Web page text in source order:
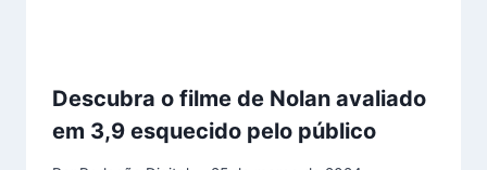
Descubra o filme de Nolan avaliado
em 3,9 esquecido pelo público